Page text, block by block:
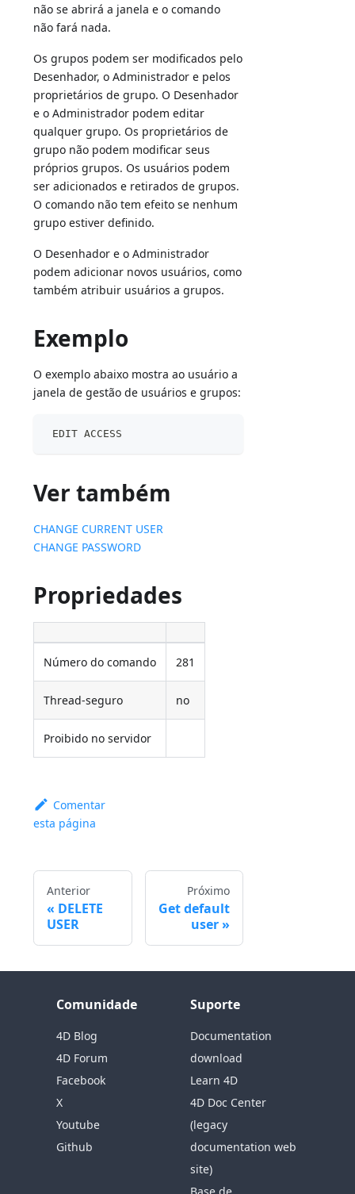
não se abrirá a janela e o comando
não fará nada.
Os grupos podem ser modificados pelo
Desenhador, o Administrador e pelos
proprietários de grupo. O Desenhador
e o Administrador podem editar
qualquer grupo. Os proprietários de
grupo não podem modificar seus
próprios grupos. Os usuários podem
ser adicionados e retirados de grupos.
O comando não tem efeito se nenhum
grupo estiver definido.
O Desenhador e o Administrador
podem adicionar novos usuários, como
também atribuir usuários a grupos.
Exemplo
O exemplo abaixo mostra ao usuário a
janela de gestão de usuários e grupos:
EDIT ACCESS
Ver também
CHANGE CURRENT USER
CHANGE PASSWORD
Propriedades
Número do comando 281
Thread-seguro no
Proibido no servidor
Comentar
esta página
Anterior
DELETE
USER
Próximo
Get default
user
Comunidade
4D Blog
4D Forum
Facebook
X
Youtube
Github
Suporte
Documentation
download
Learn 4D
4D Doc Center
(legacy
documentation web
site)